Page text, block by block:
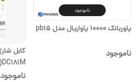
ناموجود
پاوربانک 10000 پاواریال مدل pb15
ناموجود
DC181M( گارانتی تعویض یک ساله)
ناموجود